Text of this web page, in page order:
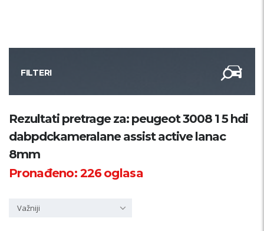
FILTERI
Kategorija
Samo sa slikom
Rezultati pretrage za: peugeot 3008 1 5 hdi
dabpdckameralane assist active lanac
8mm
Pronađeno:226oglasa
Važniji